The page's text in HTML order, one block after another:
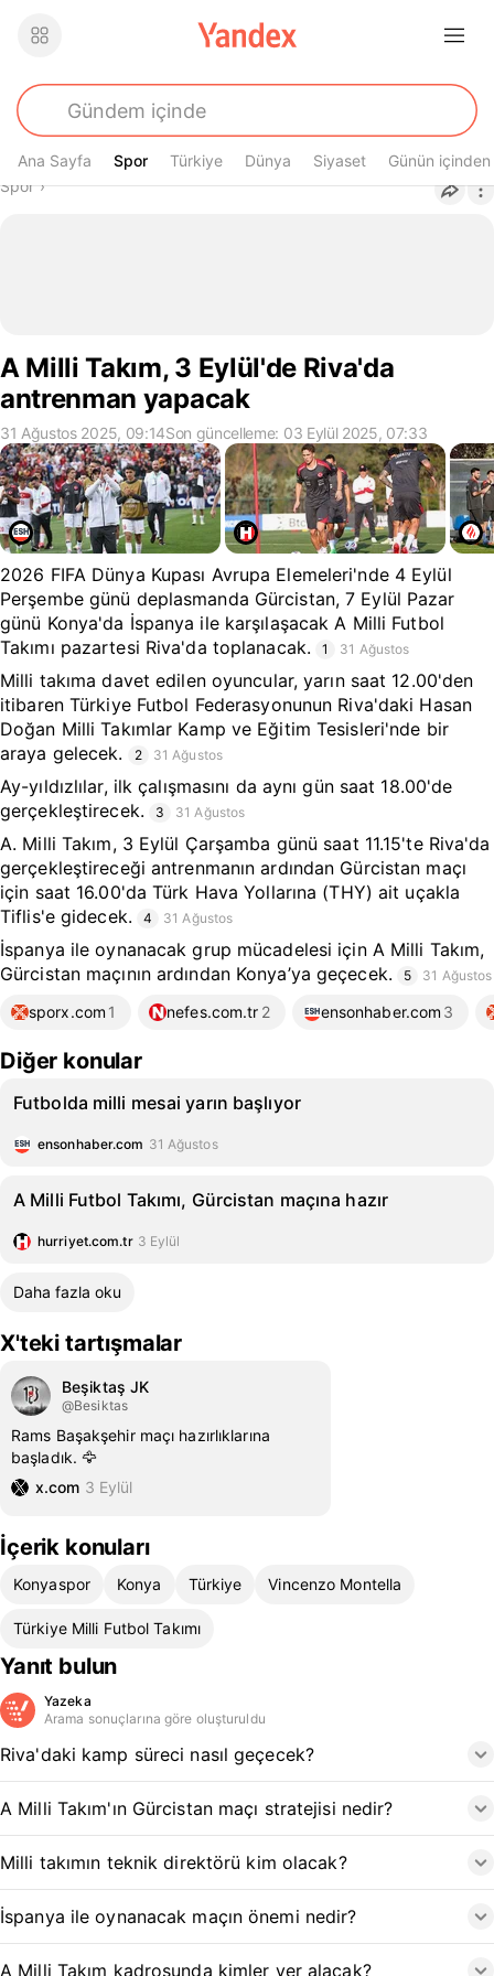
Ana Sayfa Spor
Spor Türkiye Dünya Siyaset Günün içinden
Buradasın
Spor›
A Milli Takım, 3 Eylül'de Riva'da
antrenman yapacak
31 Ağustos 2025, 09:14Son güncelleme: 03 Eylül 2025, 07:33
2026 FIFA Dünya Kupası Avrupa Elemeleri'nde 4 Eylül
Perşembe günü deplasmanda Gürcistan, 7 Eylül Pazar
günü Konya'da İspanya ile karşılaşacak A Milli Futbol
Takımı pazartesi Riva'da toplanacak.
1 31 Ağustos
Milli takıma davet edilen oyuncular, yarın saat 12.00'den
itibaren Türkiye Futbol Federasyonunun Riva'daki Hasan
Doğan Milli Takımlar Kamp ve Eğitim Tesisleri'nde bir
araya gelecek.
2 31 Ağustos
Ay-yıldızlılar, ilk çalışmasını da aynı gün saat 18.00'de
gerçekleştirecek.
3 31 Ağustos
A. Milli Takım, 3 Eylül Çarşamba günü saat 11.15'te Riva'da
gerçekleştireceği antrenmanın ardından Gürcistan maçı
için saat 16.00'da Türk Hava Yollarına (THY) ait uçakla
Tiflis'e gidecek.
4 31 Ağustos
İspanya ile oynanacak grup mücadelesi için A Milli Takım,
Gürcistan maçının ardından Konya’ya geçecek.
5 31 Ağustos
sporx.com 1 nefes.com.tr 2 ensonhaber.com 3
Diğer konular
Futbolda milli mesai yarın başlıyor
ensonhaber.com 31 Ağustos
A Milli Futbol Takımı, Gürcistan maçına hazır
hurriyet.com.tr 3 Eylül
Daha fazla oku
X'teki tartışmalar
Beşiktaş JK
@Besiktas
Rams Başakşehir maçı hazırlıklarına
başladık. 🦅
x.com 3 Eylül
İçerik konuları
Konyaspor Konya Türkiye Vincenzo Montella
Türkiye Milli Futbol Takımı
Yanıt bulun
Yazeka
Arama sonuçlarına göre oluşturuldu
Riva'daki kamp süreci nasıl geçecek?
A Milli Takım'ın Gürcistan maçı stratejisi nedir?
Milli takımın teknik direktörü kim olacak?
İspanya ile oynanacak maçın önemi nedir?
A Milli Takım kadrosunda kimler yer alacak?